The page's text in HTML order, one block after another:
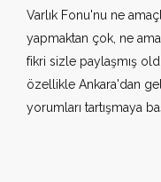
Varlık Fonu'nu ne
yapmaktan çok, ne
fikri sizle paylaşmış
özellikle Ankara'dan
yorumları tartışmaya